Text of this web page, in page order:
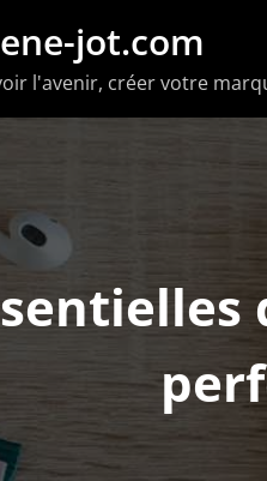
jot.com
l'avenir, créer votre